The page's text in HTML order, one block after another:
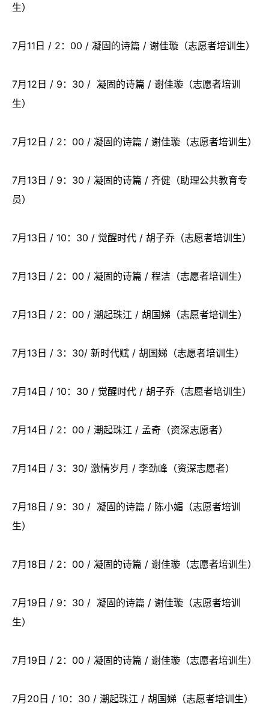
生）
7月11日 / 2：00 / 凝固的诗篇 / 谢佳璇（志愿者培训生）
7月12日 / 9：30 / 凝固的诗篇 / 谢佳璇（志愿者培训
生）
7月12日 / 2：00 / 凝固的诗篇 / 谢佳璇（志愿者培训生）
7月13日 / 9：30 / 凝固的诗篇 / 齐健（助理公共教育专
员）
7月13日 / 10：30 / 觉醒时代 / 胡子乔（志愿者培训生）
7月13日 / 2：00 / 凝固的诗篇 / 程洁（志愿者培训生）
7月13日 / 2：00 / 潮起珠江 / 胡国娣（志愿者培训生）
7月13日 / 3：30/ 新时代赋 / 胡国娣（志愿者培训生）
7月14日 / 10：30 / 觉醒时代 / 胡子乔（志愿者培训生）
7月14日 / 2：00 / 潮起珠江 / 孟奇（资深志愿者）
7月14日 / 3：30/ 激情岁月 / 李劲峰（资深志愿者）
7月18日 / 9：30 / 凝固的诗篇 / 陈小媚（志愿者培训
生）
7月18日 / 2：00 / 凝固的诗篇 / 谢佳璇（志愿者培训生）
7月19日 / 9：30 / 凝固的诗篇 / 谢佳璇（志愿者培训
生）
7月19日 / 2：00 / 凝固的诗篇 / 谢佳璇（志愿者培训生）
7月20日 / 10：30 / 潮起珠江 / 胡国娣（志愿者培训生）